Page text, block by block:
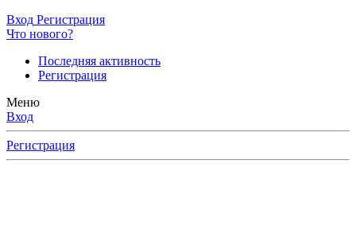
Вход Регистрация
Что нового?
Последняя активность
Регистрация
Меню
Вход
Регистрация